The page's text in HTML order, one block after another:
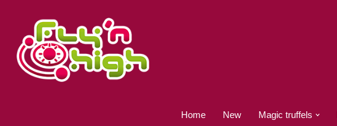
naar
de
inhoud
Home New Magic truffels